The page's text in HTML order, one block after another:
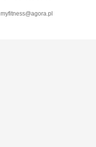
myfitness@agora.pl